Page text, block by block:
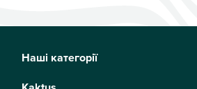
Наші категорії